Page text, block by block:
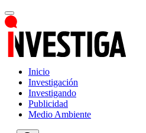
Inicio
Investigación
Investigando
Publicidad
Medio Ambiente